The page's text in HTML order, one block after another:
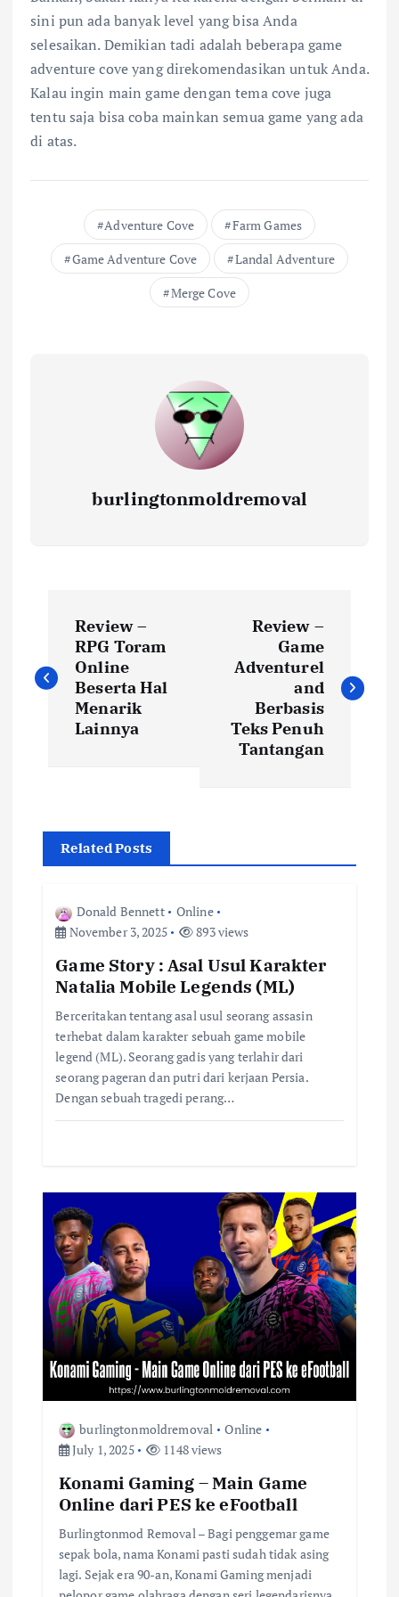
sini pun ada banyak level yang bisa Anda
selesaikan. Demikian tadi adalah beberapa game
adventure cove yang direkomendasikan untuk Anda.
Kalau ingin main game dengan tema cove juga
tentu saja bisa coba mainkan semua game yang ada
di atas.
Adventure Cove
Farm Games
Game Adventure Cove
Landal Adventure
Merge Cove
burlingtonmoldremoval
o
s
a
v
Review –
RPG Toram
Online
Beserta Hal
Menarik
Lainnya
Review –
Game
Adventurel
and
Berbasis
Teks Penuh
Tantangan
Related Posts
Donald Bennett
Online
November 3, 2025
893 views
Game Story : Asal Usul Karakter
Natalia Mobile Legends (ML)
Berceritakan tentang asal usul seorang assasin
terhebat dalam karakter sebuah game mobile
legend (ML). Seorang gadis yang terlahir dari
seorang pageran dan putri dari kerjaan Persia.
Dengan sebuah tragedi perang…
burlingtonmoldremoval
Online
July 1, 2025
1148 views
Konami Gaming – Main Game
Online dari PES ke eFootball
Burlingtonmod Removal – Bagi penggemar game
sepak bola, nama Konami pasti sudah tidak asing
lagi. Sejak era 90-an, Konami Gaming menjadi